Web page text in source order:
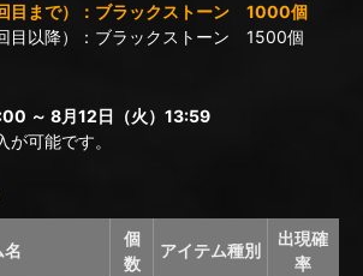
目まで）：ブラックストーン 1000個
目以降）：ブラックストーン 1500個
～ 8月12日（火）13:59
可能です。
名
個
数
アイテム種別
出現確
率